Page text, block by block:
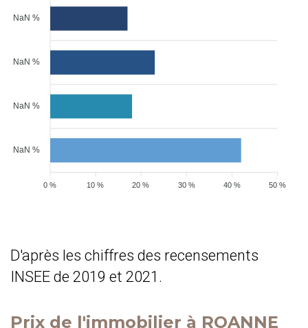
NaN %
NaN %
NaN %
NaN %
50 %
40 %
30 %
20 %
10 %
0 %
D'après les chiffres des recensements
INSEE de 2019 et 2021.
Prix de l'immobilier à ROANNE